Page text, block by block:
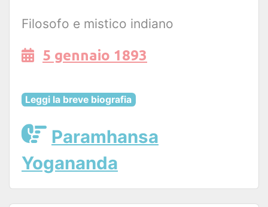
Filosofo e mistico indiano
5 gennaio 1893
Leggi la breve biografia
Paramhansa
Yogananda